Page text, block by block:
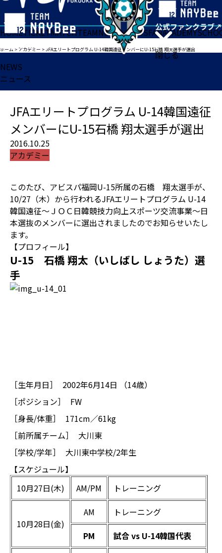
閉じる
HOMETICKETMATCHTEAMNEWSGOODSFANACADEMY
ホーム > アカデミー >JFAエリートプログラム U-14韓国遠征メンバーにU-15石橋 翔太選手が選出
NEWS
ニュース
JFAエリートプログラム U-14韓国遠征
メンバーにU-15石橋 翔太選手が選出
2016.10.25
アカデミー
このたび、アビスパ福岡U-15所属の石橋 翔太選手が、
10/27（木）から行われるJFAエリートプログラム U-14
韓国遠征～ＪＯＣ日韓競技力向上スポーツ交流事業～日
本選抜のメンバーに選出されましたのでお知らせいたし
ます。
【プロフィール】
U-15 石橋 翔太（いしばし しょうた）選
手
［生年月日］
2002年6月14日 （14歳）
［ポジション］
FW
［身長/体重］
171cm／61kg
［前所属チーム］
大川東
［学校/学年］
大川東中学校/2年生
【スケジュール】
10月27日(木)
AM/PM トレーニング
10月28日(金)
AM
トレーニング
PM
試合 vs U-14韓国代表